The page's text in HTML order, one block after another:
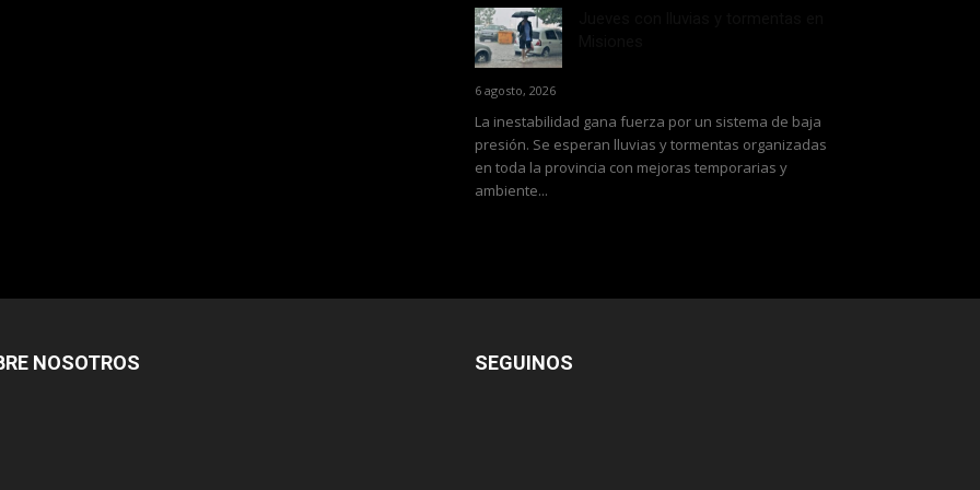
6 agosto, 2026
La inestabilidad gana fuerza por un sistema de baja
presión. Se esperan lluvias y tormentas organizadas
en toda la provincia con mejoras temporarias y
ambiente...
NOSOTROS SEGUINOS